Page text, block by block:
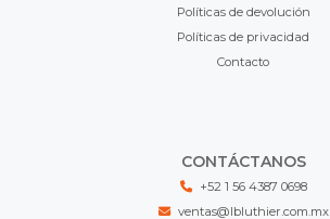
Políticas de devolución
Políticas de privacidad
Contacto
CONTÁCTANOS
+52 1 56 4387 0698
ventas@lbluthier.com.mx